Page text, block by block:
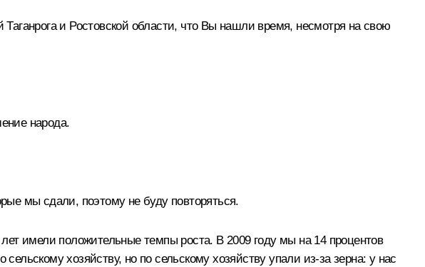
и Ростовской области, что Вы нашли время, несмотря на свою
народа.
мы сдали, поэтому не буду повторяться.
имели положительные темпы роста. В 2009 году мы на 14 процентов
хозяйству, но по сельскому хозяйству упали из‑за зерна: у нас